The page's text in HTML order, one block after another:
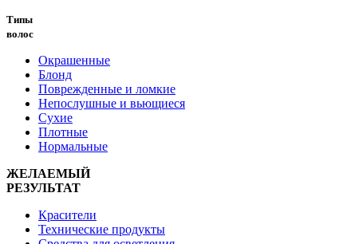
Типы
волос
Окрашенные
Блонд
Поврежденные и ломкие
Непослушные и вьющиеся
Сухие
Плотные
Нормальные
ЖЕЛАЕМЫЙ
РЕЗУЛЬТАТ
Красители
Технические продукты